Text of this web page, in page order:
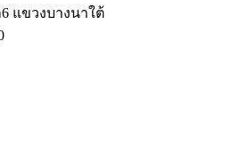
แขวงบางนาใต้